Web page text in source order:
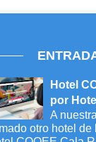
Hotel
por
A
otro hotel de